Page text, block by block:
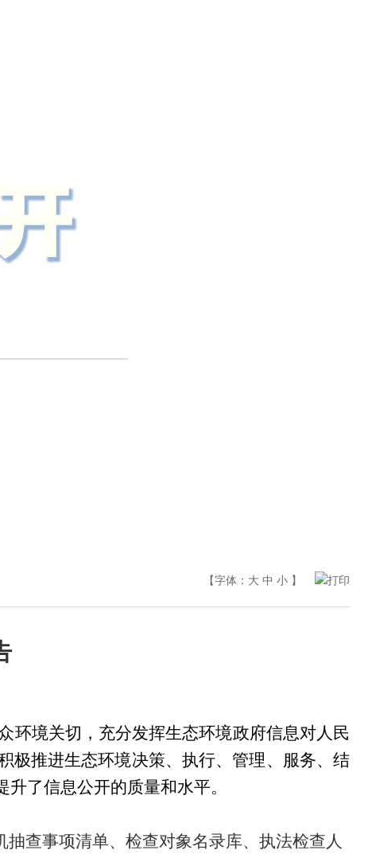
【字体： 大 中 小 】 打印
环境关切，充分发挥生态环境政府信息对人民
极推进生态环境决策、执行、管理、服务、结
了信息公开的质量和水平。
查事项清单、检查对象名录库、执法检查人